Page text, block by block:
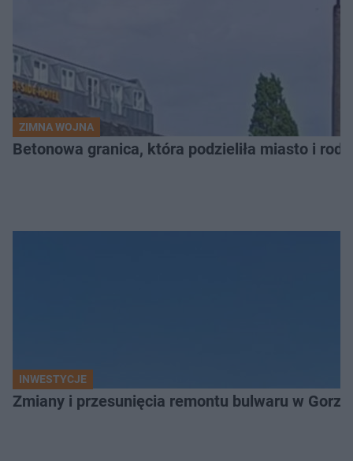
ZIMNA WOJNA
Betonowa granica, która podzieliła miasto i
INWESTYCJE
Zmiany i przesunięcia remontu bulwaru w